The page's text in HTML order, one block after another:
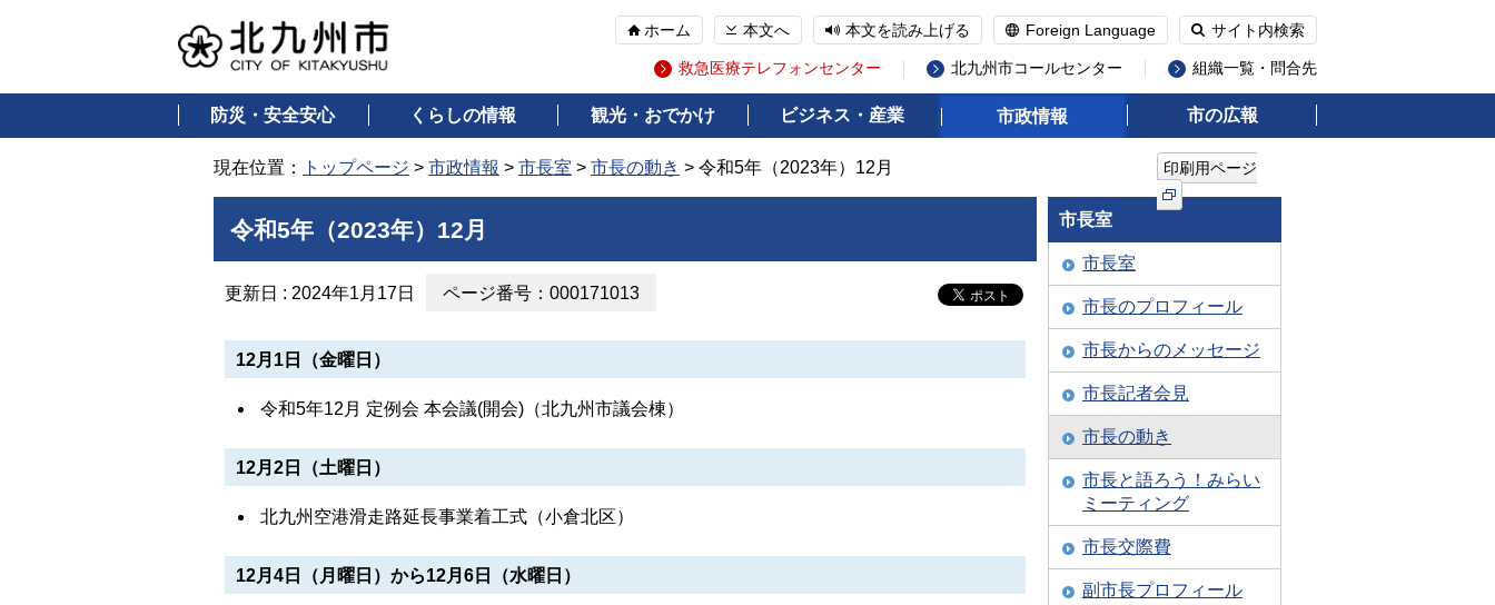
ホーム 本文へ 本文を読み上げる Foreign Language サイト内検索
救急医療テレフォンセンター 北九州市コールセンター 組織一覧・問合先
防災・安全安心 くらしの情報 観光・おでかけ ビジネス・産業 市政情報 市の広報
現在位置： トップページ > 市政情報 > 市長室 > 市長の動き > 令和5年（2023年）12月 印刷用ページ
令和5年（2023年）12月
更新日 : 2024年1月17日 ページ番号：000171013
12月1日（金曜日）
令和5年12月 定例会 本会議(開会)（北九州市議会棟）
12月2日（土曜日）
北九州空港滑走路延長事業着工式（小倉北区）
12月4日（月曜日）から12月6日（水曜日）
市長室
市長室
市長のプロフィール
市長からのメッセージ
市長記者会見
市長の動き
市長と語ろう！みらい
ミーティング
市長交際費
副市長プロフィール